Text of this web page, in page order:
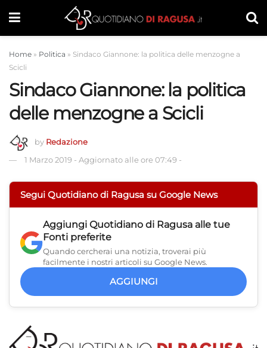
Home » Politica » Sindaco Giannone: la politica delle menzogne a
Scicli
Sindaco Giannone: la politica
delle menzogne a Scicli
by Redazione
1 Marzo 2019 - Aggiornato alle ore 07:49 -
Segui Quotidiano di Ragusa su Google News
Aggiungi Quotidiano di Ragusa alle tue
Fonti preferite
Quando cercherai una notizia, troverai più
facilmente i nostri articoli su Google News.
AGGIUNGI